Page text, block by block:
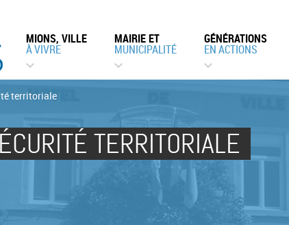
MIONS, VILLE
À VIVRE
MAIRIE ET
MUNICIPALITÉ
GÉNÉRATIONS
EN ACTIONS
territoriale
TERRITORIALE